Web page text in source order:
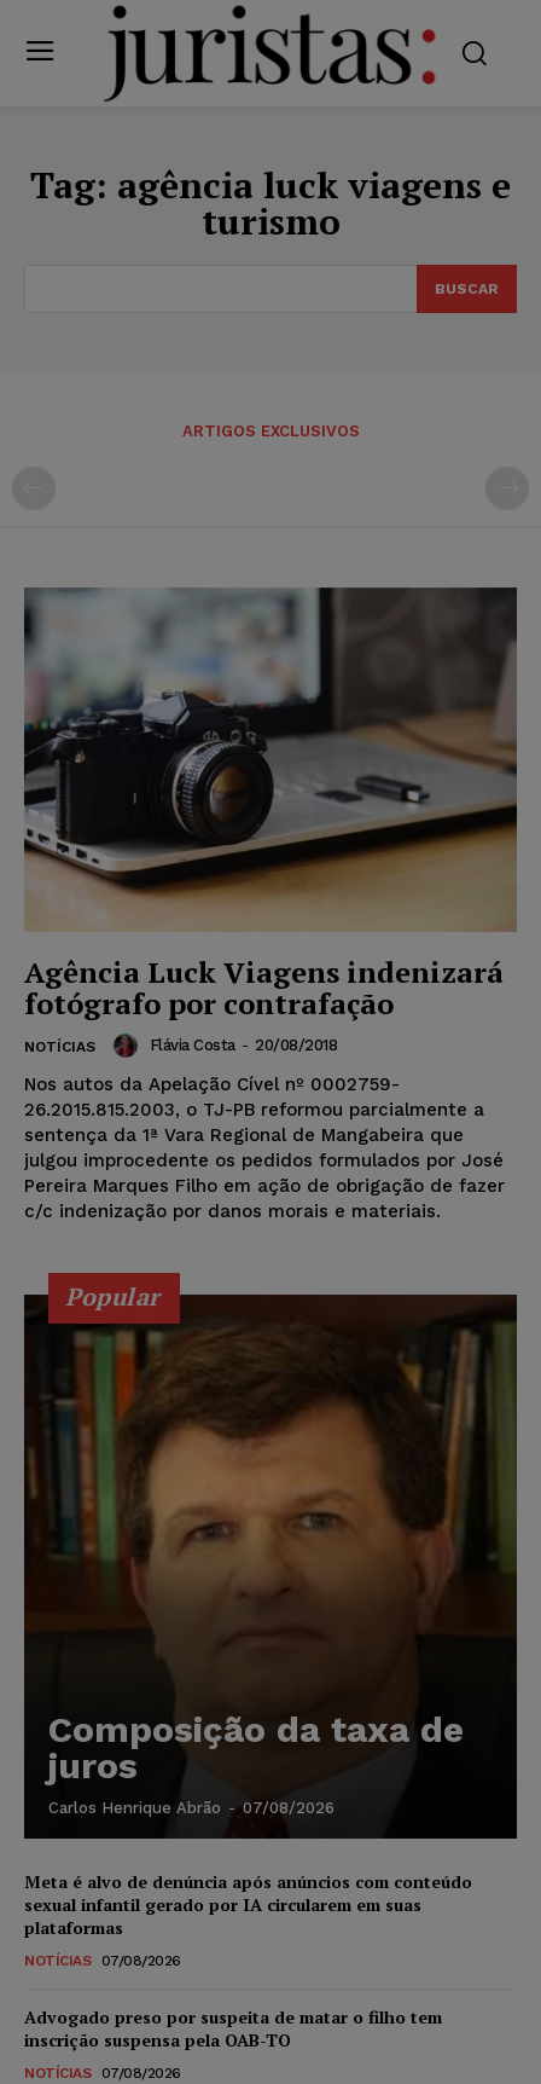
Tag: agência luck viagens e
turismo
BUSCAR
ARTIGOS EXCLUSIVOS
Agência Luck Viagens indenizará
fotógrafo por contrafação
NOTÍCIAS Flávia Costa - 20/08/2018
Nos autos da Apelação Cível nº 0002759-
26.2015.815.2003, o TJ-PB reformou parcialmente a
sentença da 1ª Vara Regional de Mangabeira que
julgou improcedente os pedidos formulados por José
Pereira Marques Filho em ação de obrigação de fazer
c/c indenização por danos morais e materiais.
Popular
Composição da taxa de
juros
Carlos Henrique Abrão - 07/08/2026
Meta é alvo de denúncia após anúncios com conteúdo
sexual infantil gerado por IA circularem em suas
plataformas
NOTÍCIAS 07/08/2026
Advogado preso por suspeita de matar o filho tem
inscrição suspensa pela OAB-TO
NOTÍCIAS 07/08/2026